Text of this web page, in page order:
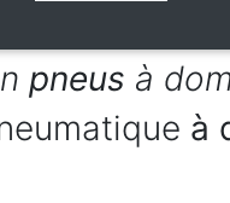
pneus à
à